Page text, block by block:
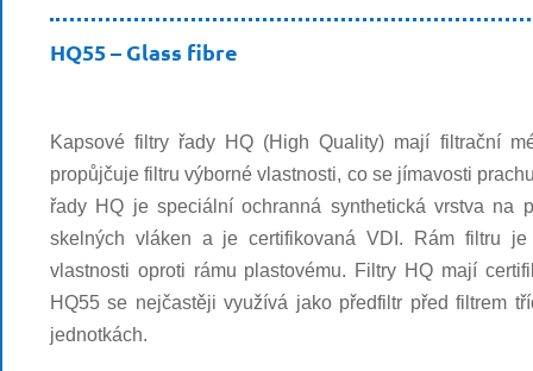
HQ55 – Glass fibre
Kapsové filtryřady HQ (High Quality) mají filtrační
propůjčuje filtru výborné vlastnosti, co se jímavosti
řady HQ je speciální ochranná synthetická vrstva na
skelných vláken a je certifikovanáVDI . Rám filtru je
vlastnosti oproti rámu plastovému. Filtry HQ mají
HQ55se nejčastěji využívá jako předfiltr před filtrem
jednotkách.